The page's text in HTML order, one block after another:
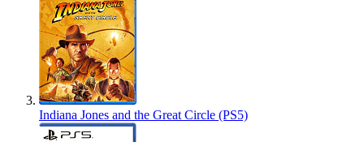
Indiana Jones and the Great Circle (PS5)